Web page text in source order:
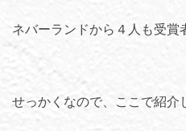
ネバーランドから４人も受賞
せっかくなので、ここで紹介